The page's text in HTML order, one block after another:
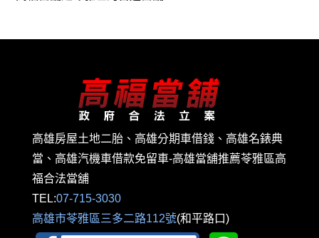
高雄房屋土地二胎、高雄分期車借錢、高雄名錶典
當、高雄汽機車借款免留車-高雄當舖推薦苓雅區高
福合法當舖
TEL:07-715-3030
高雄市苓雅區三多二路112號(和平路口)